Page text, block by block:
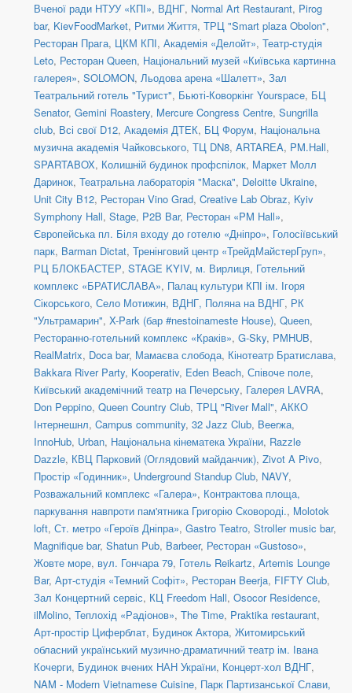
Вченої ради НТУУ «КПІ», ВДНГ, Normal Art Restaurant, Pirog
bar, KievFoodMarket, Ритми Життя, ТРЦ "Smart plaza Obolon",
Ресторан Прага, ЦКМ КПІ, Академія «Делойт», Театр-студія
Leto, Ресторан Queen, Національний музей «Київська картинна
галерея», SOLOMON, Льодова арена «Шалетт», Зал
Театральний готель "Турист", Бьюті-Коворкінг Yourspace, БЦ
Senator, Gemini Roastery, Mercure Congress Centre, Sungrilla
club, Всі свої D12, Академія ДТЕК, БЦ Форум, Національна
музична академія Чайковського, ТЦ DN8, ARTAREA, PM.Hall,
SPARTABOX, Колишній будинок профспілок, Маркет Молл
Даринок, Театральна лабораторія "Маска", Deloitte Ukraine,
Unit City B12, Ресторан Vino Grad, Creative Lab Obraz, Kyiv
Symphony Hall, Stage, P2B Bar, Ресторан «PM Hall»,
Європейська пл. Біля входу до готелю «Дніпро», Голосіївський
парк, Barman Dictat, Тренінговий центр «ТрейдМайстерГруп»,
РЦ БЛОКБАСТЕР, STAGE KYIV, м. Вирлиця, Готельний
комплекс «БРАТИСЛАВА», Палац культури КПІ ім. Ігоря
Сікорського, Село Мотижин, ВДНГ, Поляна на ВДНГ, РК
"Ультрамарин", X-Park (бар #nestoinameste House), Queen,
Ресторанно-готельний комплекс «Краків», G-Sky, PMHUB,
RealMatrix, Doca bar, Мамаєва слобода, Кінотеатр Братислава,
Bakkara River Party, Kooperativ, Eden Beach, Співоче поле,
Київський академічний театр на Печерську, Галерея LAVRA,
Don Peppino, Queen Country Club, ТРЦ "River Mall", АККО
Інтернешнл, Campus community, 32 Jazz Club, Beerжа,
InnoHub, Urban, Національна кінематека України, Razzle
Dazzle, КВЦ Парковий (Оглядовий майданчик), Zivot A Pivo,
Простір «Годинник», Underground Standup Club, NAVY,
Розважальний комплекс «Галера», Контрактова площа,
паркування навпроти пам'ятника Григорію Сковороді., Molotok
loft, Ст. метро «Героїв Дніпра», Gastro Teatro, Stroller music bar,
Magnifique bar, Shatun Pub, Barbeer, Ресторан «Gustoso»,
Жовте море, вул. Гончара 79, Готель Reikartz, Artemis Lounge
Bar, Арт-студія «Темний Софіт», Ресторан Beerja, FIFTY Club,
Зал Концертний сервіс, КЦ Freedom Hall, Osocor Residence,
ilMolino, Теплохід «Радіонов», The Time, Praktika restaurant,
Арт-простір Циферблат, Будинок Актора, Житомирський
обласний український музично-драматичний театр ім. Івана
Кочерги, Будинок вчених НАН України, Концерт-хол ВДНГ,
NAM - Modern Vietnamese Cuisine, Парк Партизанської Слави,